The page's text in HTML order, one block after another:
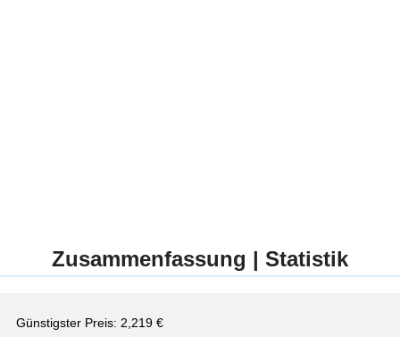
Zusammenfassung | Statistik
Günstigster Preis: 2,219 €